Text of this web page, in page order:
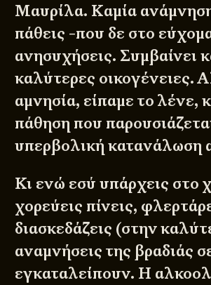
Μαυρίλα. Καμία
πάθεις -που δε στο
ανησυχήσεις. Συμβαίνει
καλύτερες οικογένειες.
αμνησία, είπαμε το λένε,
πάθηση που
υπερβολική κατανάλωση
Κι ενώ εσύ υπάρχεις στο
χορεύεις πίνεις,
διασκεδάζεις (στην
αναμνήσεις της βραδιάς
εγκαταλείπουν. Η